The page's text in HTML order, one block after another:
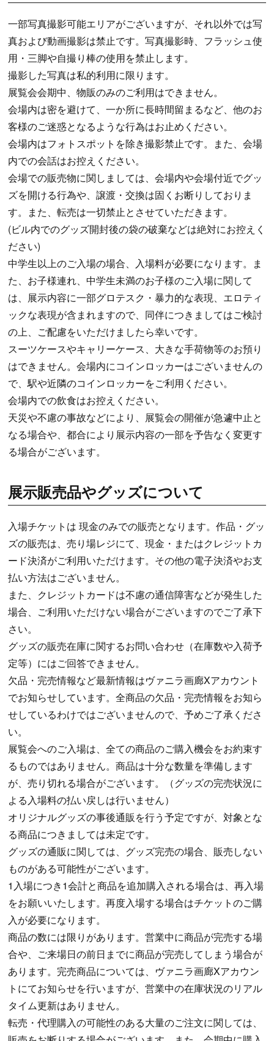
一部写真撮影可能エリアがございますが、それ以外では写
真および動画撮影は禁止です。写真撮影時、フラッシュ使
用・三脚や自撮り棒の使用を禁止します。
撮影した写真は私的利用に限ります。
展覧会会期中、物販のみのご利用はできません。
会場内は密を避けて、一か所に長時間留まるなど、他のお
客様のご迷惑となるような行為はお止めください。
会場内はフォトスポットを除き撮影禁止です。また、会場
内での会話はお控えください。
会場での販売物に関しましては、会場内や会場付近でグッ
ズを開ける行為や、譲渡・交換は固くお断りしておりま
す。また、転売は一切禁止とさせていただきます。
(ビル内でのグッズ開封後の袋の破棄などは絶対にお控えく
ださい)
中学生以上のご入場の場合、入場料が必要になります。ま
た、お子様連れ、中学生未満のお子様のご入場に関して
は、展示内容に一部グロテスク・暴力的な表現、エロティ
ックな表現が含まれますので、同伴につきましてはご検討
の上、ご配慮をいただけましたら幸いです。
スーツケースやキャリーケース、大きな手荷物等のお預り
はできません。会場内にコインロッカーはございませんの
で、駅や近隣のコインロッカーをご利用ください。
会場内での飲食はお控えください。
天災や不慮の事故などにより、展覧会の開催が急遽中止と
なる場合や、都合により展示内容の一部を予告なく変更す
る場合がございます。
展示販売品やグッズについて
入場チケットは 現金のみでの販売となります。作品・グッ
ズの販売は、売り場レジにて、現金・またはクレジットカ
ード決済がご利用いただけます。その他の電子決済やお支
払い方法はございません。
また、クレジットカードは不慮の通信障害などが発生した
場合、ご利用いただけない場合がございますのでご了承下
さい。
グッズの販売在庫に関するお問い合わせ（在庫数や入荷予
定等）にはご回答できません。
欠品・完売情報など最新情報はヴァニラ画廊Xアカウント
でお知らせしています。全商品の欠品・完売情報をお知ら
せしているわけではございませんので、予めご了承くださ
い。
展覧会へのご入場は、全ての商品のご購入機会をお約束す
るものではありません。商品は十分な数量を準備します
が、売り切れる場合がございます。（グッズの完売状況に
よる入場料の払い戻しは行いません）
オリジナルグッズの事後通販を行う予定ですが、対象とな
る商品につきましては未定です。
グッズの通販に関しては、グッズ完売の場合、販売しない
ものがある可能性がございます。
1入場につき1会計と商品を追加購入される場合は、再入場
をお願いいたします。再度入場する場合はチケットのご購
入が必要になります。
商品の数には限りがあります。営業中に商品が完売する場
合や、ご来場日の前日までに商品が完売してしまう場合が
あります。完売商品については、ヴァニラ画廊Xアカウン
トにてお知らせを行いますが、営業中の在庫状況のリアル
タイム更新はありません。
転売・代理購入の可能性のある大量のご注文に関しては、